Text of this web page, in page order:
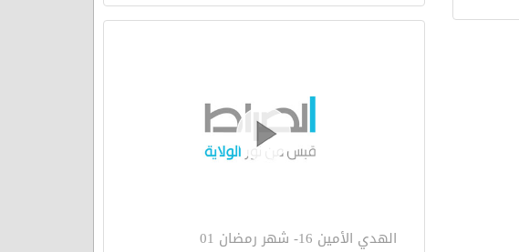
الهدي الأمين 16- شهر رمضان 01